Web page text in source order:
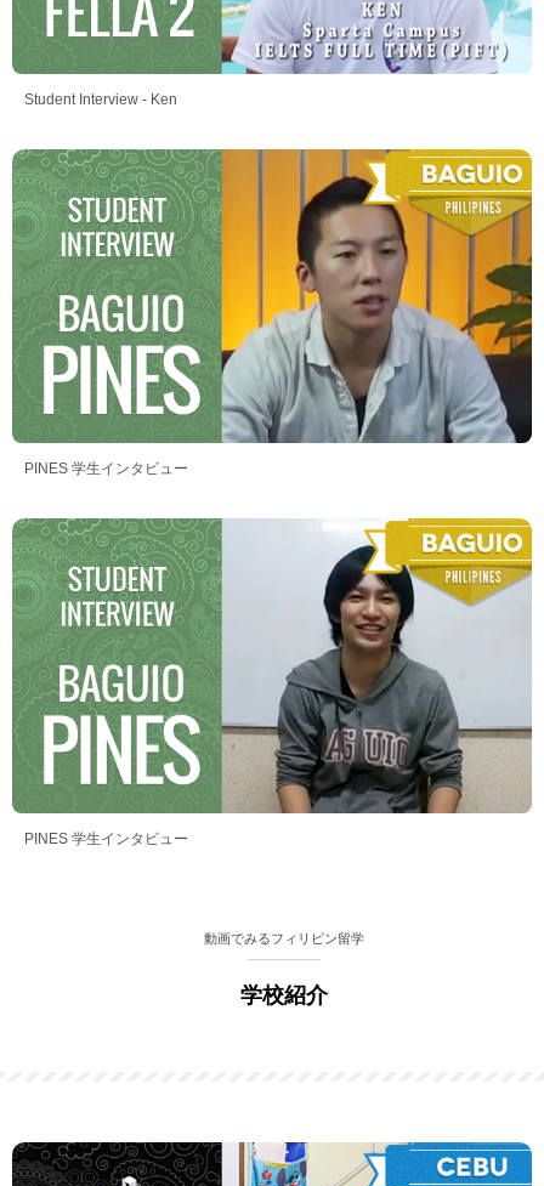
Student Interview - Ken
PINES 学生インタビュー
PINES 学生インタビュー
動画でみるフィリピン留学
学校紹介